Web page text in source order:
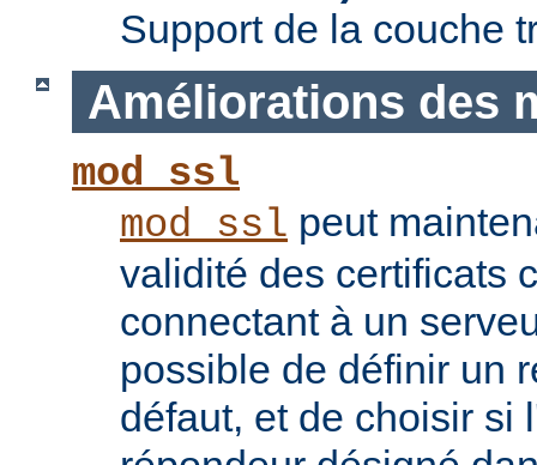
Support de la couche
Améliorations des
mod_ssl
mod_ssl peut
validité des certificats
connectant à un
possible de définir un
défaut, et de choisir si